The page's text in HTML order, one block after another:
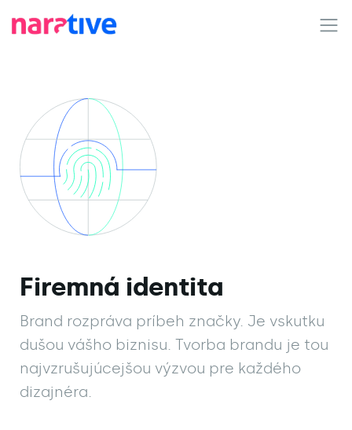
Firemná identita
Brand rozpráva príbeh značky. Je vskutku
dušou vášho biznisu. Tvorba brandu je tou
najvzrušujúcejšou výzvou pre každého
dizajnéra.